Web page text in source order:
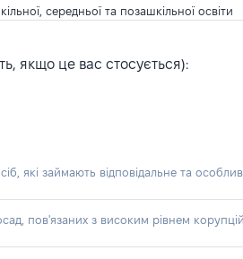
середньої та позашкільної освіти
якщо це вас стосується):
які займають відповідальне та
пов'язаних з високим рівнем